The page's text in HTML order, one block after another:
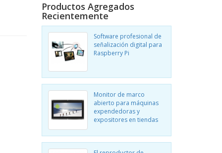
Productos Agregados
Recientemente
Software profesional de
señalización digital para
Raspberry Pi
Monitor de marco
abierto para máquinas
expendedoras y
expositores en tiendas